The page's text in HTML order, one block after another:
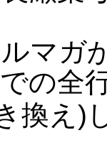
マガ
の全
換え)